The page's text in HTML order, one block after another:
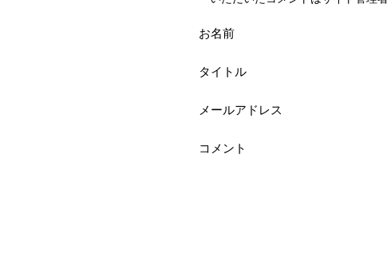
お名前
タイトル
メールアドレス
コメント